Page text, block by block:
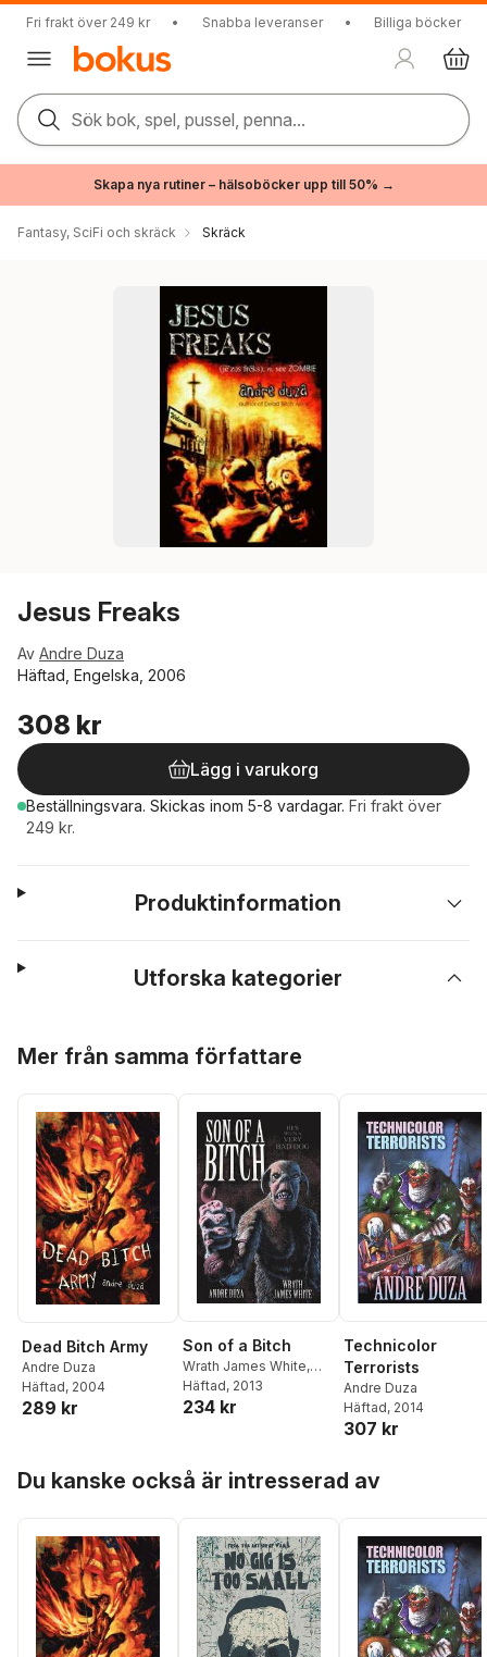
Fri frakt över 249 kr • Snabba leveranser • Billiga böcker
Sök bok, spel, pussel, penna...
Skapa nya rutiner – hälsoböcker upp till 50% →
Fantasy, SciFi och skräck Skräck
Jesus Freaks
Av Andre Duza
Häftad, Engelska, 2006
308 kr
Lägg i varukorg
Beställningsvara. Skickas inom 5-8 vardagar. Fri frakt över
249 kr.
Produktinformation
Utforska kategorier
Mer från samma författare
Dead Bitch Army
Andre Duza
Häftad, 2004
289 kr
Son of a Bitch
Wrath James White,
Andre Duza
Häftad, 2013
234 kr
Technicolor
Terrorists
Andre Duza
Häftad, 2014
307 kr
Du kanske också är intresserad av